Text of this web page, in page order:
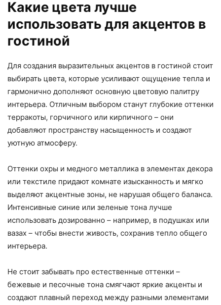
Какие цвета лучше
использовать для акцентов в
гостиной
Для создания выразительных акцентов в гостиной стоит
выбирать цвета, которые усиливают ощущение тепла и
гармонично дополняют основную цветовую палитру
интерьера. Отличным выбором станут глубокие оттенки
терракоты, горчичного или кирпичного – они
добавляют пространству насыщенность и создают
уютную атмосферу.
Оттенки охры и медного металлика в элементах декора
или текстиле придают комнате изысканность и мягко
выделяют акцентные зоны, не нарушая общего баланса.
Интенсивные синие или зеленые тона лучше
использовать дозированно – например, в подушках или
вазах – чтобы внести живость, сохранив тепло общего
интерьера.
Не стоит забывать про естественные оттенки –
бежевые и песочные тона смягчают яркие акценты и
создают плавный переход между разными элементами